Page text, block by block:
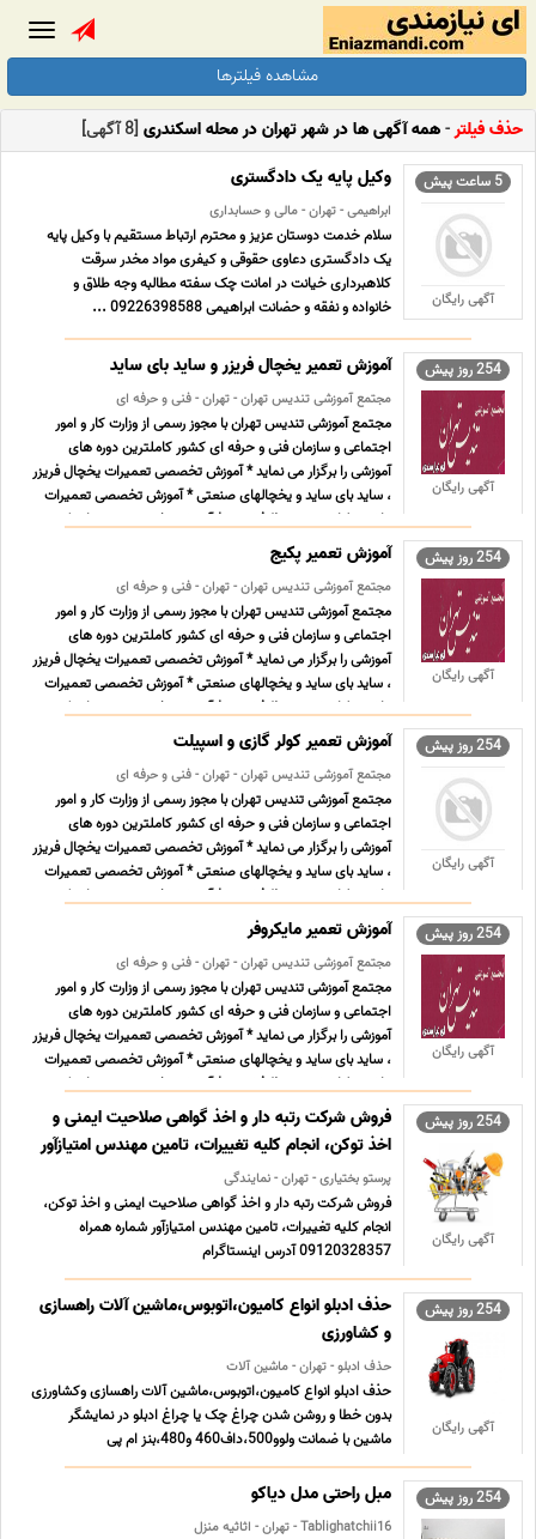
مشاهده فیلترها
حذف فیلتر-همه آگهی ها در شهر تهران در محله اسکندری [8 آگهی]
5 ساعت پیش
آگهی رایگان
وکیل پایه یک دادگستری
ابراهیمی - تهران - مالی و حسابداری
سلام خدمت دوستان عزیز و محترم ارتباط مستقیم با وکیل پایه
یک دادگستری دعاوی حقوقی و کیفری مواد مخدر سرقت
کلاهبرداری خیانت در امانت چک سفته مطالبه وجه طلاق و
خانواده و نفقه و حضانت ابراهیمی 09226398588 ...
254 روز پیش
آگهی رایگان
آموزش تعمیر یخچال فریزر و ساید بای ساید
مجتمع آموزشی تندیس تهران - تهران - فنی و حرفه ای
مجتمع آموزشی تندیس تهران با مجوز رسمی از وزارت کار و امور
اجتماعی و سازمان فنی و حرفه ای کشور کاملترین دوره های
آموزشی را برگزار می نماید * آموزش تخصصی تعمیرات یخچال فریزر
، ساید بای ساید و یخچالهای صنعتی * آموزش تخصصی تعمیرات
ماشین لباسشویی و ظرفشویی * آموزش تخصصی تعمیرات ک ...
...
254 روز پیش
آگهی رایگان
آموزش تعمیر پکیج
مجتمع آموزشی تندیس تهران - تهران - فنی و حرفه ای
مجتمع آموزشی تندیس تهران با مجوز رسمی از وزارت کار و امور
اجتماعی و سازمان فنی و حرفه ای کشور کاملترین دوره های
آموزشی را برگزار می نماید * آموزش تخصصی تعمیرات یخچال فریزر
، ساید بای ساید و یخچالهای صنعتی * آموزش تخصصی تعمیرات
ماشین لباسشویی و ظرفشویی * آموزش تخصصی تعمیرات ک ...
...
254 روز پیش
آگهی رایگان
آموزش تعمیر کولر گازی و اسپیلت
مجتمع آموزشی تندیس تهران - تهران - فنی و حرفه ای
مجتمع آموزشی تندیس تهران با مجوز رسمی از وزارت کار و امور
اجتماعی و سازمان فنی و حرفه ای کشور کاملترین دوره های
آموزشی را برگزار می نماید * آموزش تخصصی تعمیرات یخچال فریزر
، ساید بای ساید و یخچالهای صنعتی * آموزش تخصصی تعمیرات
ماشین لباسشویی و ظرفشویی * آموزش تخصصی تعمیرات ک ...
...
254 روز پیش
آگهی رایگان
آموزش تعمیر مایکروفر
مجتمع آموزشی تندیس تهران - تهران - فنی و حرفه ای
مجتمع آموزشی تندیس تهران با مجوز رسمی از وزارت کار و امور
اجتماعی و سازمان فنی و حرفه ای کشور کاملترین دوره های
آموزشی را برگزار می نماید * آموزش تخصصی تعمیرات یخچال فریزر
، ساید بای ساید و یخچالهای صنعتی * آموزش تخصصی تعمیرات
ماشین لباسشویی و ظرفشویی * آموزش تخصصی تعمیرات ک ...
...
254 روز پیش
آگهی رایگان
فروش شرکت رتبه دار و اخذ گواهی صلاحیت ایمنی و
اخذ توکن، انجام کلیه تغییرات، تامین مهندس امتیازآور
پرستو بختیاری - تهران - نمایندگی
فروش شرکت رتبه دار و اخذ گواهی صلاحیت ایمنی و اخذ توکن،
انجام کلیه تغییرات، تامین مهندس امتیازآور شماره همراه
09120328357 آدرس اینستاگرام
https//instagram.com/parastoobakhtiyari_?
igshid=YmMyMTA2M2Y= آدرس تهران- خیابان آذربایجان
واگذاری شرکت رتبه دار تک رشته و دورشته در تمامی پای ... ...
254 روز پیش
آگهی رایگان
حذف ادبلو انواع کامیون،اتوبوس،ماشین آلات راهسازی
و کشاورزی
حذف ادبلو - تهران - ماشین آلات
حذف ادبلو انواع کامیون،اتوبوس،ماشین آلات راهسازی وکشاورزی
بدون خطا و روشن شدن چراغ چک یا چراغ ادبلو در نمایشگر
ماشین با ضمانت ولوو500،داف460 و480،بنز ام پی
فور،دیما،فوتون،امپاور،دافران،الوند،جک،فورس،پیلسان،بیل و لودر
کوماتسو،ولوو،نیوهلند کلمات کلیدی حذف ادبلو،قطع
254 روز پیش مبل راحتی مدل دیاکو
Tablighatchii16 - تهران - اثاثیه منزل